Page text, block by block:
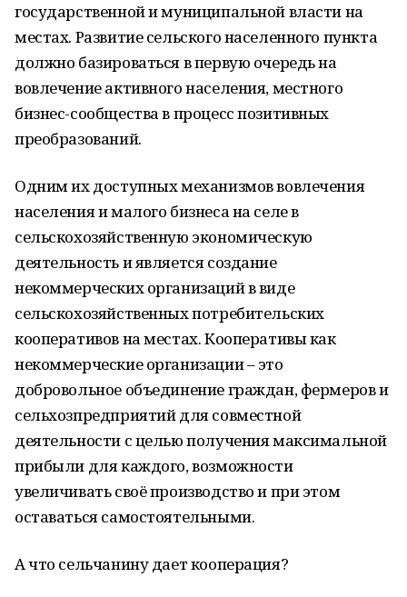
государственной и муниципальной власти на
местах. Развитие сельского населенного пункта
должно базироваться в первую очередь на
вовлечение активного населения, местного
бизнес-сообщества в процесс позитивных
преобразований.
Одним их доступных механизмов вовлечения
населения и малого бизнеса на селе в
сельскохозяйственную экономическую
деятельность и является создание
некоммерческих организаций в виде
сельскохозяйственных потребительских
кооперативов на местах. Кооперативы как
некоммерческие организации – это
добровольное объединение граждан, фермеров и
сельхозпредприятий для совместной
деятельности с целью получения максимальной
прибыли для каждого, возможности
увеличивать своё производство и при этом
оставаться самостоятельными.
А что сельчанину дает кооперация?